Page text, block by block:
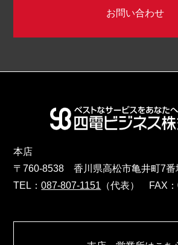
お問い合わせ
本店
〒760-8538 香川県高松市亀井町7番
TEL：087-807-1151 （代表） FAX